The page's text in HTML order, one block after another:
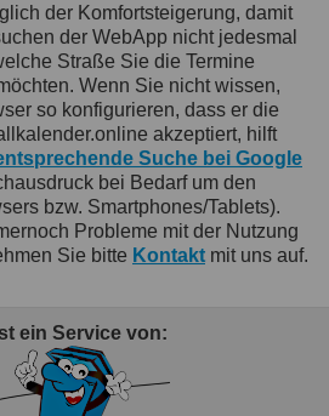
der Komfortsteigerung, damit
der WebApp nicht jedesmal
Straße Sie die Termine
Wenn Sie nicht wissen,
so konfigurieren, dass er die
akzeptiert, hilft
Suche bei Google
bei Bedarf um den
bzw. Smartphones/Tablets).
Probleme mit der Nutzung
Sie bitte Kontakt mit uns auf.
ein Service von: